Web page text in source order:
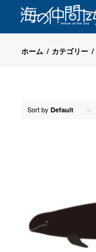
ホーム / カテゴリー /
Sort by Default